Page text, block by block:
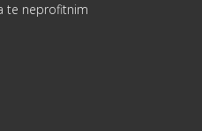
te neprofitnim